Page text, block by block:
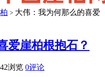
> 大伟：我为何那么的喜爱
爱崖柏根抱石？
浏览 0评论